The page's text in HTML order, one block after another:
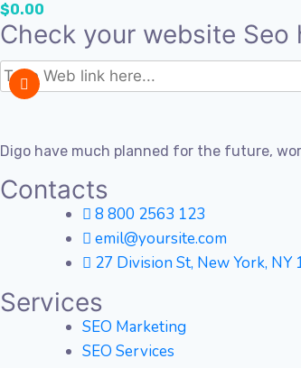
$0.00
Check your website Seo
Digo have much planned for the future,
Contacts
8 800 2563 123
emil@yoursite.com
27 Division St, New York, NY
Services
SEO Marketing
SEO Services